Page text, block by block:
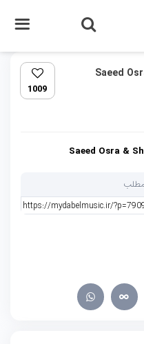
Saeed
1009
Saeed Osra &
مطلب